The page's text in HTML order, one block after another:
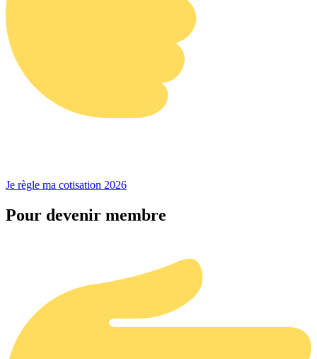
Je règle ma cotisation 2026
Pour devenir membre